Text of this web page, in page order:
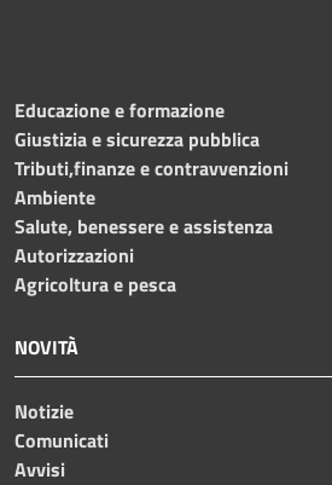
Educazione e formazione
Giustizia e sicurezza pubblica
Tributi,finanze e contravvenzioni
Ambiente
Salute, benessere e assistenza
Autorizzazioni
Agricoltura e pesca
NOVITÀ
Notizie
Comunicati
Avvisi